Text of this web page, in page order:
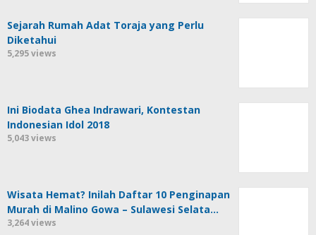
Sejarah Rumah Adat Toraja yang Perlu
Diketahui
5,295 views
Ini Biodata Ghea Indrawari, Kontestan
Indonesian Idol 2018
5,043 views
Wisata Hemat? Inilah Daftar 10 Penginapan
Murah di Malino Gowa – Sulawesi Selata…
3,264 views